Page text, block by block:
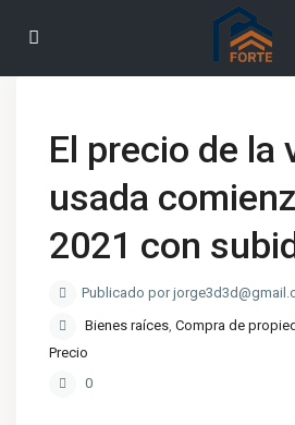
El precio de la
usada
2021 con
Publicado por
Bienes raíces,Compra de
Precio
0